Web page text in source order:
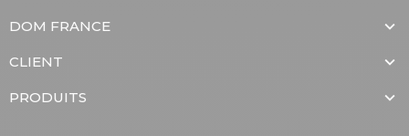
DOM FRANCE
CLIENT
PRODUITS